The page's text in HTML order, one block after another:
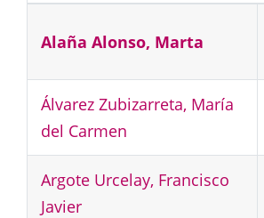
Alaña Alonso, Marta
Álvarez Zubizarreta, María
del Carmen
Argote Urcelay, Francisco
Javier